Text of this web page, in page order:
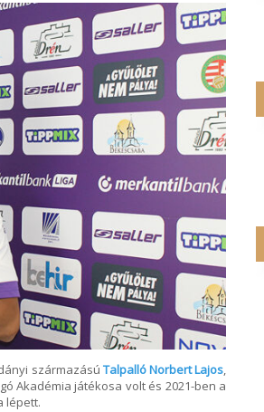
származású Talpalló Norbert Lajos,
Akadémia játékosa volt és 2021-ben a
lépett.